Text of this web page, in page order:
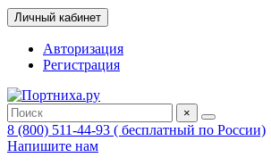
Личный кабинет
Авторизация
Регистрация
×
8 (800) 511-44-93 ( бесплатный по России)
Напишите нам